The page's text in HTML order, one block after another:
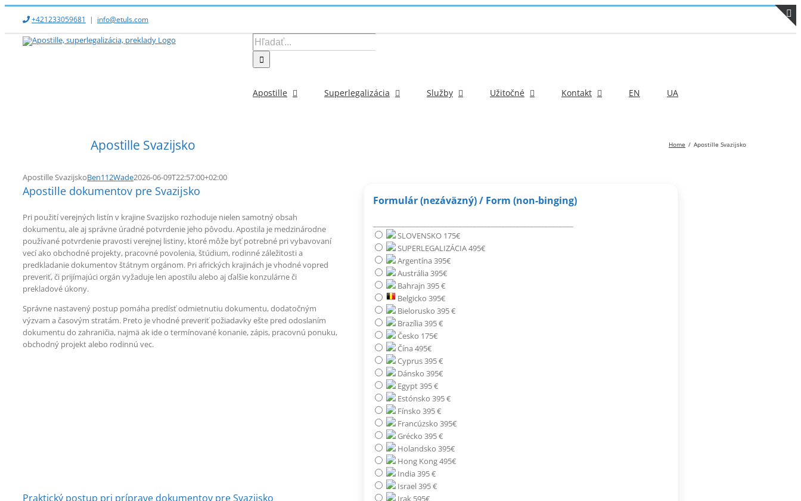
Skip
content
+421233059681 | info@etuls.com
Hľadať:
Apostille Superlegalizácia Služby Užitočné Kontakt EN UA
Apostille Svazijsko Home Apostille Svazijsko
Apostille SvazijskoBen112Wade2026-06-09T22:57:00+02:00
Apostille dokumentov pre Svazijsko
Pri použití verejných listín v krajine Svazijsko rozhoduje nielen samotný obsah
dokumentu, ale aj správne úradné potvrdenie jeho pôvodu. Apostila je medzinárodne
používané potvrdenie pravosti verejnej listiny, ktoré môže byť potrebné pri vybavovaní
vecí ako obchodné projekty, pracovné povolenia, štúdium, rodinné záležitosti a
predkladanie dokumentov štátnym orgánom. Pri afrických krajinách je vhodné vopred
preveriť, či prijímajúci orgán vyžaduje len apostilu alebo aj ďalšie konzulárne či
prekladové úkony.
Správne nastavený postup pomáha predísť odmietnutiu dokumentu, dodatočným
výzvam a časovým stratám. Preto je vhodné preveriť požiadavky ešte pred odoslaním
dokumentu do zahraničia, najmä ak ide o termínované konanie, zápis, pracovnú ponuku,
obchodný projekt alebo rodinnú vec.
Praktický postup pri príprave dokumentov pre Svazijsko
Formulár (nezáväzný) / Form (non-binging)
SLOVENSKO 175€
SUPERLEGALIZÁCIA 495€
Argentína 395€
Austrália 395€
Bahrajn 395 €
Belgicko 395€
Bielorusko 395 €
Brazília 395 €
Česko 175€
Čína 495€
Cyprus 395 €
Dánsko 395€
Egypt 395 €
Estónsko 395 €
Fínsko 395 €
Francúzsko 395€
Grécko 395 €
Holandsko 395€
Hong Kong 495€
India 395 €
Israel 395 €
Irak 595€